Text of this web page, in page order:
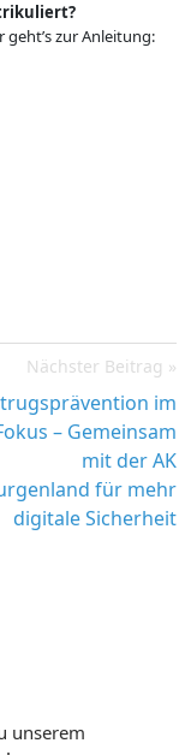
zur Anleitung:
Nächster Beitrag
im
– Gemeinsam
mit der AK
für mehr
digitale Sicherheit
unserem